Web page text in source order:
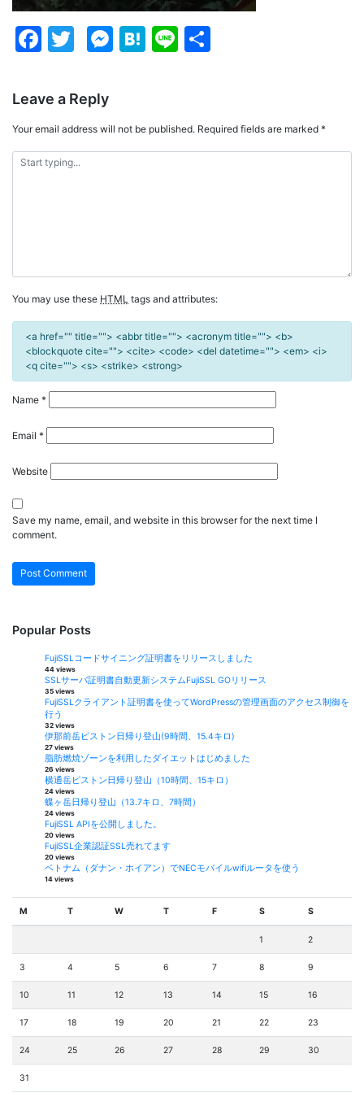
Facebook
Twitter
Messenger
Hatena
Line
Leave a Reply
Your email address will not be published. Required fields are marked *
You may use these HTML tags and attributes:
<a href="" title=""> <abbr title=""> <acronym title=""> <b>
<blockquote cite=""> <cite> <code> <del datetime=""> <em> <i>
<q cite=""> <s> <strike> <strong>
Name *
Email *
Website
Save my name, email, and website in this browser for the next time I
comment.
Popular Posts
FujiSSLコードサイニング証明書をリリースしました
44 views
SSLサーバ証明書自動更新システムFujiSSL GOリリース
35 views
FujiSSLクライアント証明書を使ってWordPressの管理画面のアクセス制御を
行う
32 views
伊那前岳ピストン日帰り登山(9時間、15.4キロ)
27 views
脂肪燃焼ゾーンを利用したダイエットはじめました
26 views
横通岳ピストン日帰り登山（10時間、15キロ）
24 views
蝶ヶ岳日帰り登山（13.7キロ、7時間）
24 views
FujiSSL APIを公開しました。
20 views
FujiSSL企業認証SSL売れてます
20 views
ベトナム（ダナン・ホイアン）でNECモバイルwifiルータを使う
14 views
M T W T F S S
1 2
3 4 5 6 7 8 9
10 11 12 13 14 15 16
17 18 19 20 21 22 23
24 25 26 27 28 29 30
31